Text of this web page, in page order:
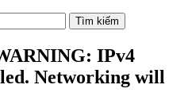
IPv4
Networking will